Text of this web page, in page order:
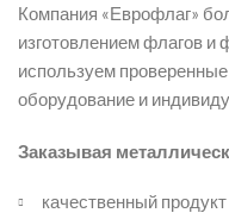
Компания «Еврофлаг»
изготовлением флагов и
используем
оборудование и
Заказывая
качественный